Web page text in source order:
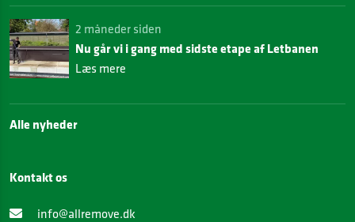
2 måneder siden
Nu går vi i gang med sidste etape af Letbanen
Læs mere
Alle nyheder
Kontakt os
info@allremove.dk